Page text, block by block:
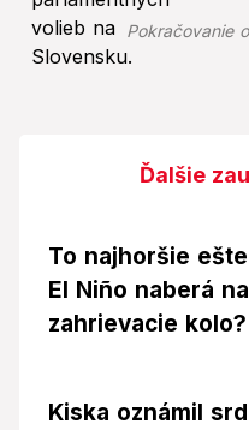
Pokračovanie
Ďalšie
To najhoršie
El Niño naberá
zahrievacie
Kiska oznámil